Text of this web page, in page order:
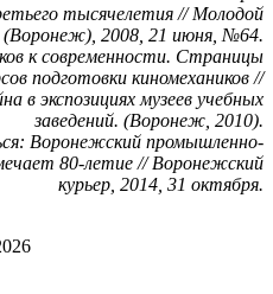
тысячелетия // Молодой
(Воронеж), 2008, 21 июня, №64.
к современности. Страницы
подготовки киномехаников //
в экспозициях музеев учебных
заведений. (Воронеж, 2010).
Воронежский промышленно-
80-летие // Воронежский
курьер, 2014, 31 октября.